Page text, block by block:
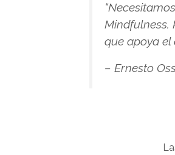
Mindfulness.
que apoya el
– Ernesto